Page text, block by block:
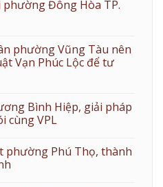
Đông Hòa TP.
phường Vũng Tàu nên
Vạn Phúc Lộc để tư
Bình Hiệp, giải pháp
cùng VPL
phường Phú Thọ, thành